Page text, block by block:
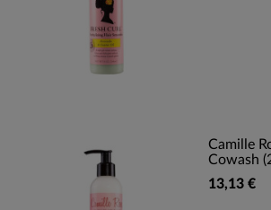
Camille
Cowash
13,13 €